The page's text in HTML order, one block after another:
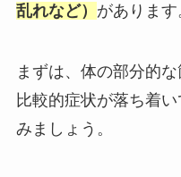
乱れなど） があります
まずは、体の部分的
比較的症状が落ち着
みましょう。